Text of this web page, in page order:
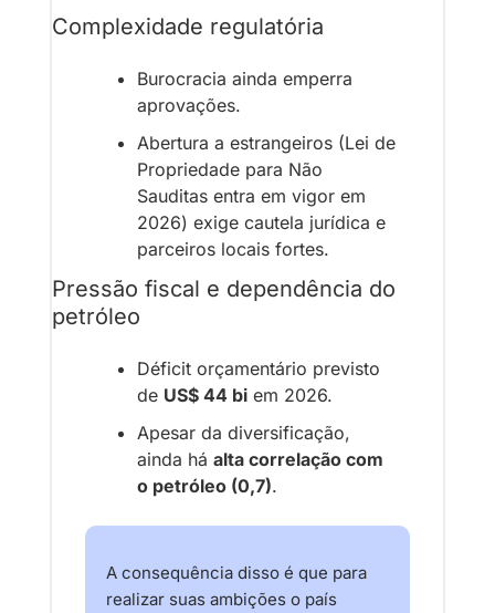
Complexidade regulatória
Burocracia ainda emperra
aprovações.
Abertura a estrangeiros (Lei de
Propriedade para Não
Sauditas entra em vigor em
2026) exige cautela jurídica e
parceiros locais fortes.
Pressão fiscal e dependência do
petróleo
Déficit orçamentário previsto
de US$ 44 bi em 2026.
Apesar da diversificação,
ainda há alta correlação com
o petróleo (0,7).
A consequência disso é que para
realizar suas ambições o país